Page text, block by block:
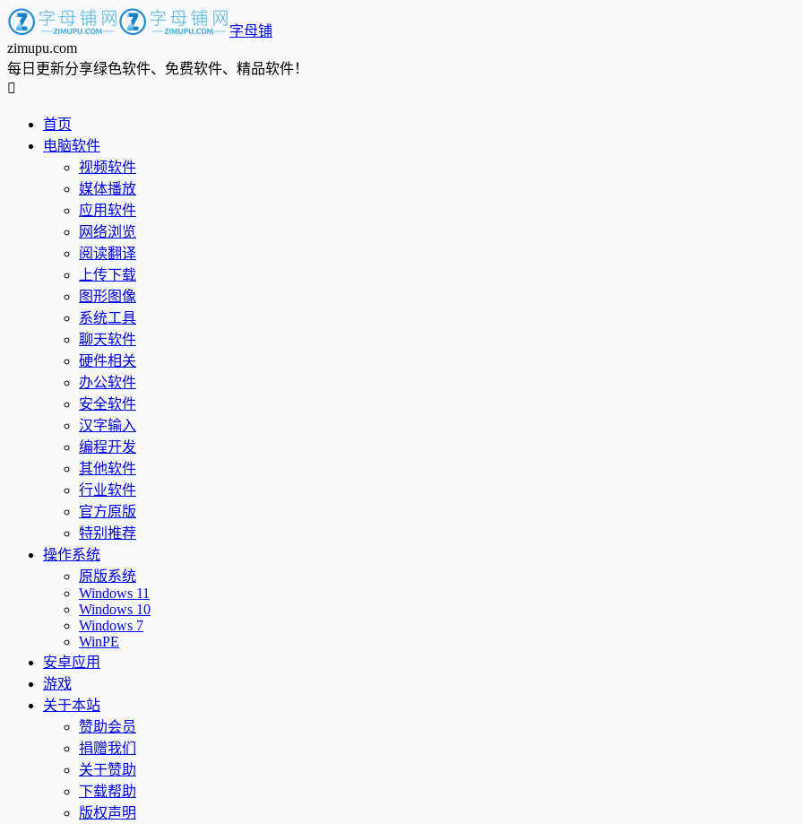
字母铺
zimupu.com
每日更新分享绿色软件、免费软件、精品软件！

首页
电脑软件
视频软件
媒体播放
应用软件
网络浏览
阅读翻译
上传下载
图形图像
系统工具
聊天软件
硬件相关
办公软件
安全软件
汉字输入
编程开发
其他软件
行业软件
官方原版
特别推荐
操作系统
原版系统
Windows 11
Windows 10
Windows 7
WinPE
安卓应用
游戏
关于本站
赞助会员
捐赠我们
关于赞助
下载帮助
版权声明